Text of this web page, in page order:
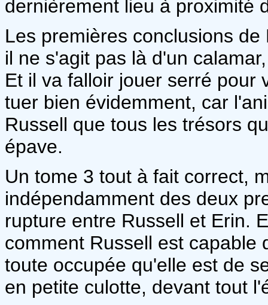
dernièrement lieu à proximité
Les premières conclusions
il ne s'agit pas là d'un
Et il va falloir jouer serré pour
tuer bien évidemment, car
Russell que tous les trésors
épave.
Un tome 3 tout à fait correct,
indépendamment des deux
rupture entre Russell et Erin.
comment Russell est capable
toute occupée qu'elle est de
en petite culotte, devant tout